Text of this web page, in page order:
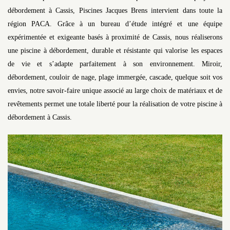
débordement à Cassis, Piscines Jacques Brens intervient dans toute la
région PACA. Grâce à un bureau d’étude intégré et une équipe
expérimentée et exigeante basés à proximité de Cassis, nous réaliserons
une piscine à débordement, durable et résistante qui valorise les espaces
de vie et s’adapte parfaitement à son environnement. Miroir,
débordement, couloir de nage, plage immergée, cascade, quelque soit vos
envies, notre savoir-faire unique associé au large choix de matériaux et de
revêtements permet une totale liberté pour la réalisation de votre piscine à
débordement à Cassis.